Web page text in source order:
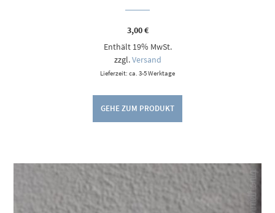
3,00€
Enthält 19% MwSt.
zzgl.Versand
Lieferzeit: ca. 3-5 Werktage
GEHE ZUM PRODUKT